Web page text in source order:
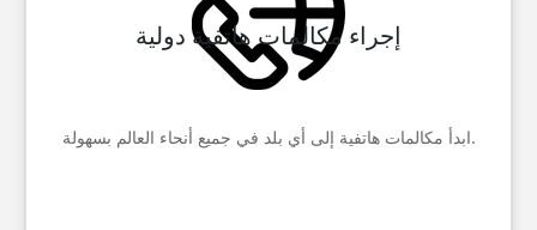
إجراء مكالمات هاتفية دولية
ابدأ مكالمات هاتفية إلى أي بلد في جميع أنحاء العالم بسهولة.